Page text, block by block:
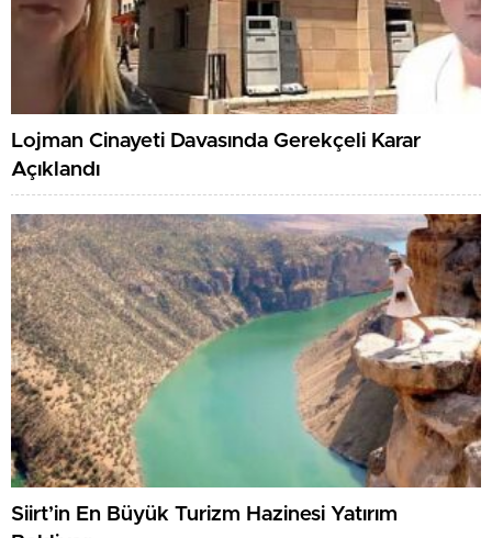
Lojman Cinayeti Davasında Gerekçeli Karar
Açıklandı
Siirt’in En Büyük Turizm Hazinesi Yatırım